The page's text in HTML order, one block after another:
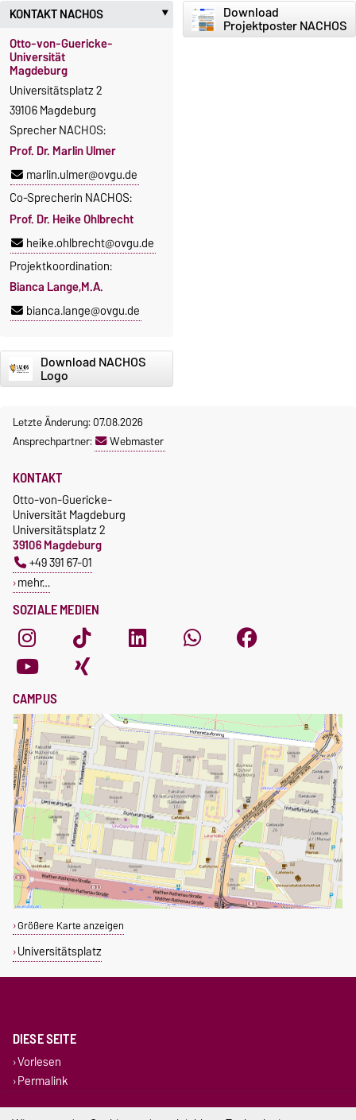
Download
Projektposter NACHOS
KONTAKT NACHOS ‣
Otto-von-Guericke-
Universität
Magdeburg
Universitätsplatz 2
39106 Magdeburg
Sprecher NACHOS:
Prof. Dr. Marlin Ulmer
marlin.ulmer@ovgu.de
Co-Sprecherin NACHOS:
Prof. Dr. Heike Ohlbrecht
heike.ohlbrecht@ovgu.de
Projektkoordination:
Bianca Lange,M.A.
bianca.lange@ovgu.de
Download NACHOS
Logo
Letzte Änderung: 07.08.2026
Ansprechpartner:
Webmaster
SOZIALE MEDIEN
KONTAKT
Otto-von-Guericke-
Universität Magdeburg
Universitätsplatz 2
39106 Magdeburg
+49 391 67-01
mehr…
CAMPUS
Größere Karte anzeigen
Universitätsplatz
DIESE SEITE
Vorlesen
Permalink